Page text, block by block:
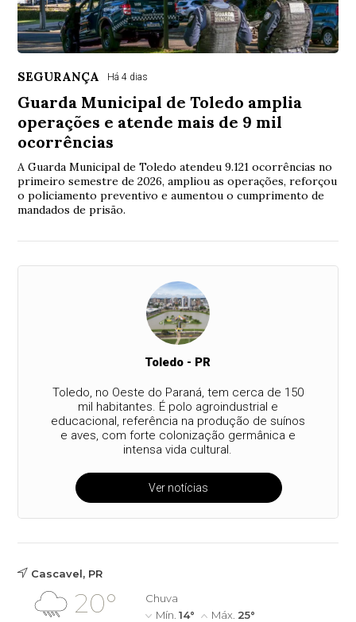
SEGURANÇA Há 4 dias
Guarda Municipal de Toledo amplia
operações e atende mais de 9 mil
ocorrências
A Guarda Municipal de Toledo atendeu 9.121 ocorrências no
primeiro semestre de 2026, ampliou as operações, reforçou
o policiamento preventivo e aumentou o cumprimento de
mandados de prisão.
Toledo - PR
Toledo, no Oeste do Paraná, tem cerca de 150
mil habitantes. É polo agroindustrial e
educacional, referência na produção de suínos
e aves, com forte colonização germânica e
intensa vida cultural.
Ver notícias
Cascavel, PR
20°
Chuva
Mín.14° Máx. 25°